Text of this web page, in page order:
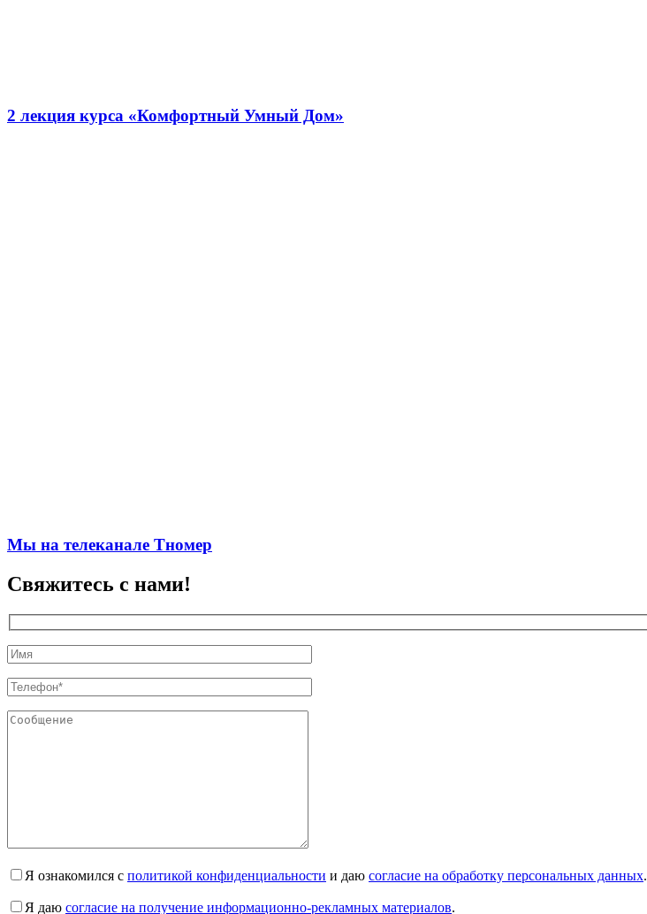
2 лекция курса «Комфортный Умный Дом»
Мы на телеканале Тномер
Свяжитесь с нами!
Я ознакомился с политикой конфиденциальности и даю согласие на обработку персональных данных.
Я даю согласие на получение информационно-рекламных материалов.